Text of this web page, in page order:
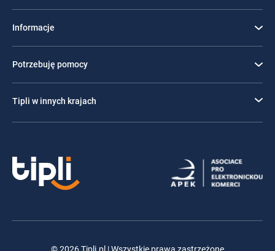
Informacje
Potrzebuję pomocy
Tipli w innych krajach
© 2026 Tipli.pl | Wszystkie prawa zastrzeżone